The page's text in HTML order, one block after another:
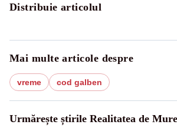
Distribuie articolul
Mai multe articole despre
vreme cod galben
Urmărește știrile Realitatea de